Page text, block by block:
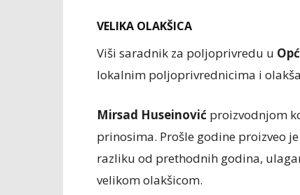
VELIKA OLAKŠICA
Viši saradnik za poljoprivredu u
lokalnim poljoprivrednicima i
Mirsad Huseinović proizvodnjom
prinosima. Prošle godine proizveo je
razliku od prethodnih godina,
velikom olakšicom.